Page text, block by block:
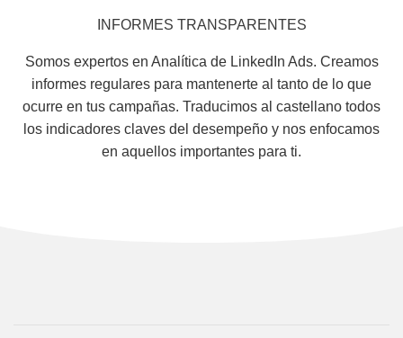
INFORMES TRANSPARENTES
Somos expertos en Analítica de LinkedIn Ads. Creamos
informes regulares para mantenerte al tanto de lo que
ocurre en tus campañas. Traducimos al castellano todos
los indicadores claves del desempeño y nos enfocamos
en aquellos importantes para ti.